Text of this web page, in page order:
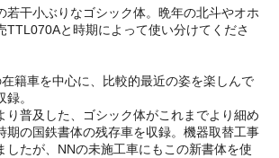
若干小ぶりなゴシック体。晩年の北斗やオホ
TTL070Aと時期によって使い分けてくださ
籍車を中心に、比較的最近の姿を楽しんで
。
り普及した、ゴシック体がこれまでより細め
期の国鉄書体の残存車を収録。機器取替工事
したが、NNの未施工車にもこの新書体を使